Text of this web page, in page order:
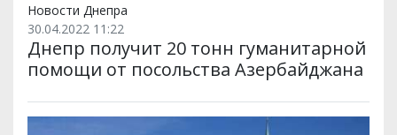
Новости Днепра
30.04.2022 11:22
Днепр получит 20 тонн гуманитарной
помощи от посольства Азербайджана